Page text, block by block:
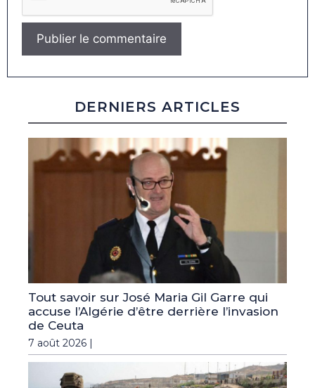
DERNIERS ARTICLES
Tout savoir sur José Maria Gil Garre qui
accuse l’Algérie d’être derrière l’invasion
de Ceuta
7 août 2026 |